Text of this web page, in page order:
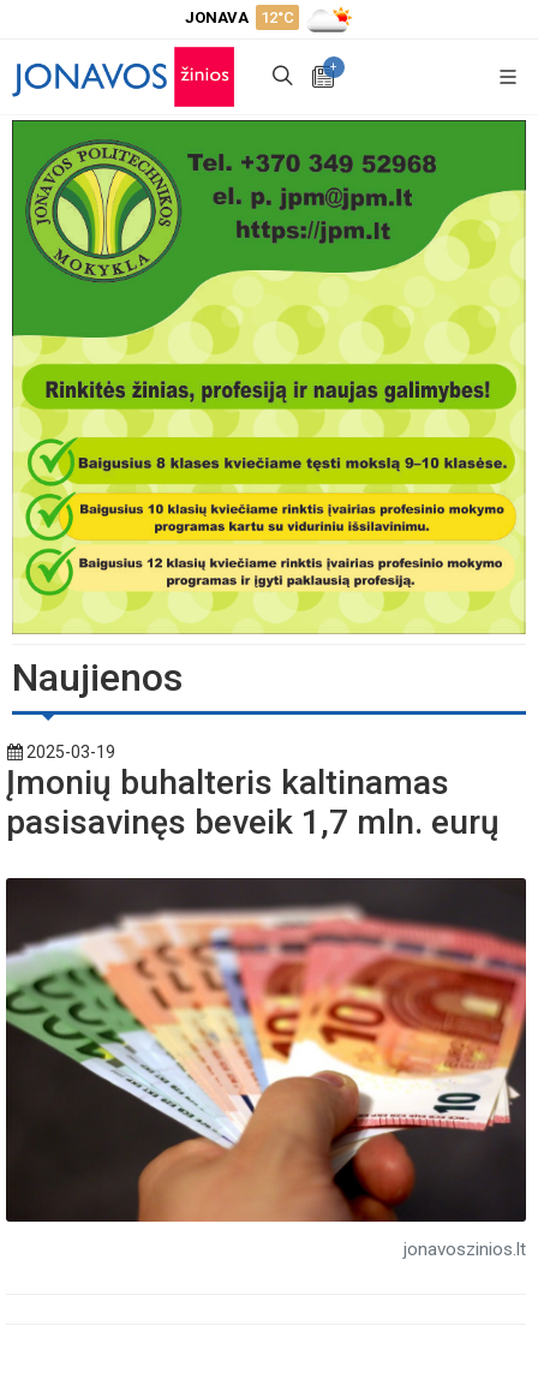
JONAVA 12°C
+
Naujienos
2025-03-19
Įmonių buhalteris kaltinamas
pasisavinęs beveik 1,7 mln. eurų
jonavoszinios.lt